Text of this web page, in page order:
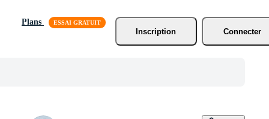
Plans
Inscription
Connecter